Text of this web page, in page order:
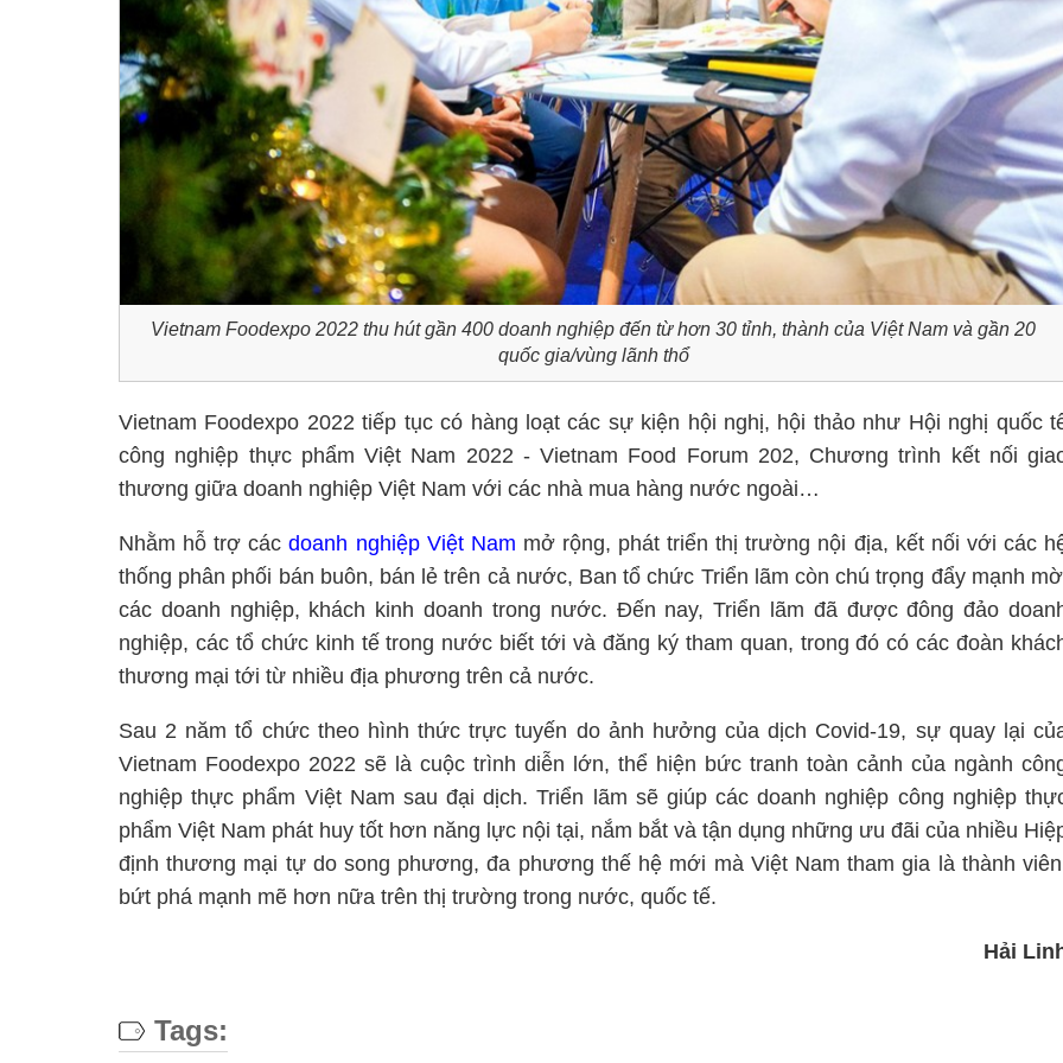
Vietnam Foodexpo 2022 thu hút gần 400 doanh nghiệp đến từ hơn 30 tỉnh, thành của Việt Nam và gần 20
quốc gia/vùng lãnh thổ
Vietnam Foodexpo 2022 tiếp tục có hàng loạt các sự kiện hội nghị, hội thảo như Hội nghị quốc
công nghiệp thực phẩm Việt Nam 2022 - Vietnam Food Forum 202, Chương trình kết nối
thương giữa doanh nghiệp Việt Nam với các nhà mua hàng nước ngoài…
Nhằm hỗ trợ cácdoanh nghiệp Việt Nam mở rộng, phát triển thị trường nội địa, kết nối với các
thống phân phối bán buôn, bán lẻ trên cả nước, Ban tổ chức Triển lãm còn chú trọng đẩy mạnh
các doanh nghiệp, khách kinh doanh trong nước. Đến nay, Triển lãm đã được đông đảo
nghiệp, các tổ chức kinh tế trong nước biết tới và đăng ký tham quan, trong đó có các đoàn
thương mại tới từ nhiều địa phương trên cả nước.
Sau 2 năm tổ chức theo hình thức trực tuyến do ảnh hưởng của dịch Covid-19, sự quay lại
Vietnam Foodexpo 2022 sẽ là cuộc trình diễn lớn, thể hiện bức tranh toàn cảnh của ngành
nghiệp thực phẩm Việt Nam sau đại dịch. Triển lãm sẽ giúp các doanh nghiệp công nghiệp
phẩm Việt Nam phát huy tốt hơn năng lực nội tại, nắm bắt và tận dụng những ưu đãi của nhiều
định thương mại tự do song phương, đa phương thế hệ mới mà Việt Nam tham gia là thành
bứt phá mạnh mẽ hơn nữa trên thị trường trong nước, quốc tế.
Hải
Tags: